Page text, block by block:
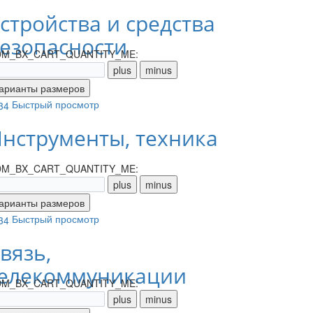
и средства
Быстрый просмотр
техника
Быстрый просмотр